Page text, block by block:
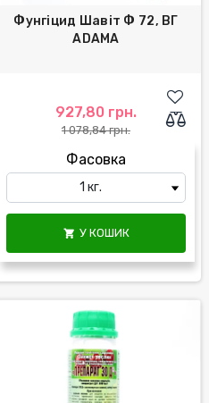
Фунгіцид Шавіт Ф 72, ВГ
ADAMA
927,80 грн.
1 078,84 грн.
Фасовка
 У КОШИК